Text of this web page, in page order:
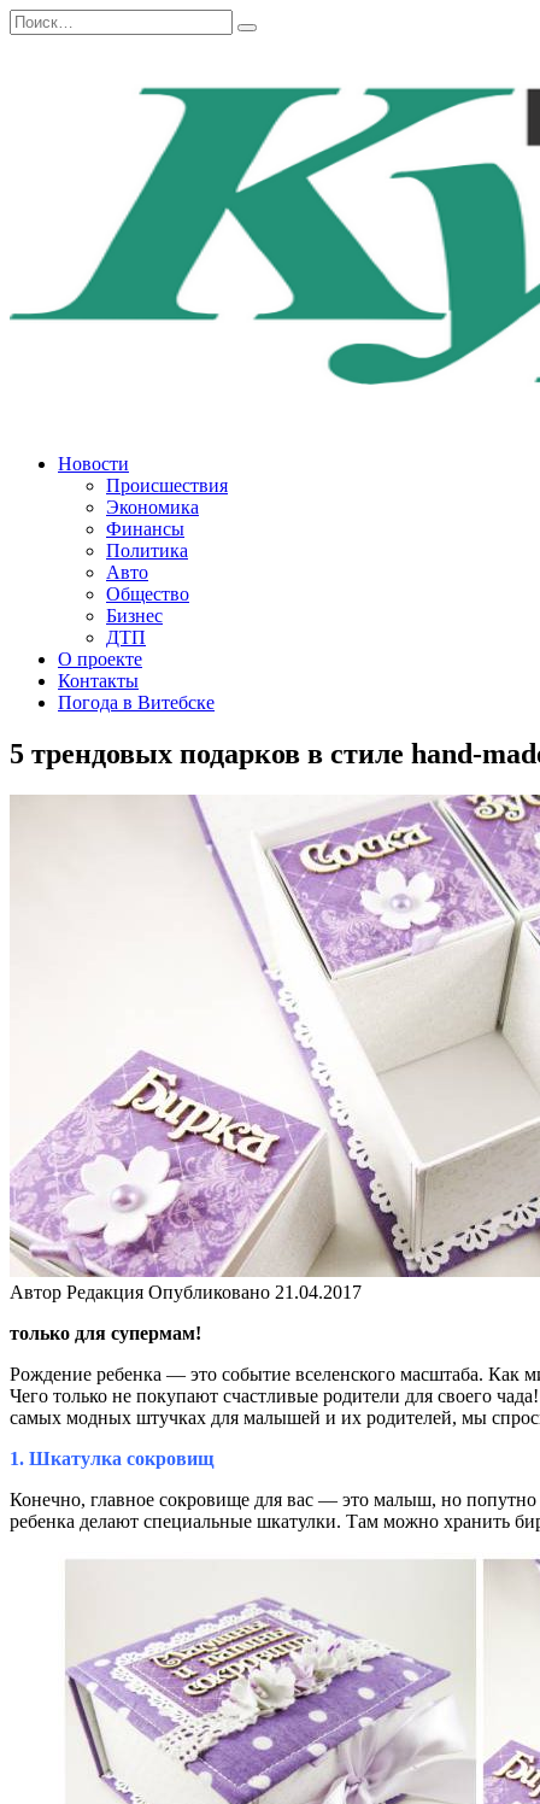
Перейти
к
Search
for:
Новости
Происшествия
Экономика
Финансы
Политика
Авто
Общество
Бизнес
ДТП
О проекте
Контакты
Погода в Витебске
5 трендовых подарков в стиле hand-
Автор Редакция Опубликовано 21.04.2017
только для супермам!
Рождение ребенка — это событие вселенского масштаба. Как
Чего только не покупают счастливые родители для своего
самых модных штучках для малышей и их родителей, мы
1. Шкатулка сокровищ
Конечно, главное сокровище для вас — это малыш, но
ребенка делают специальные шкатулки. Там можно хранить